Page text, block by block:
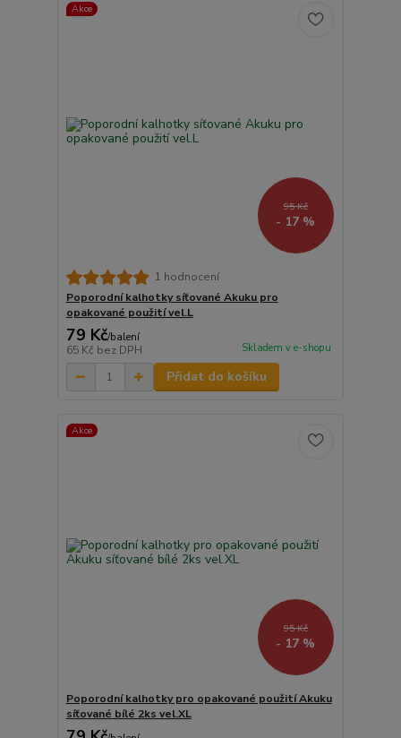
Akce
95 Kč
- 17 %
1 hodnocení
Poporodní kalhotky síťované Akuku pro
opakované použití vel.L
79 Kč/balení
65 Kč bez DPH Skladem v e-shopu
Přidat do košíku
Akce
95 Kč
- 17 %
Poporodní kalhotky pro opakované použití Akuku
síťované bílé 2ks vel.XL